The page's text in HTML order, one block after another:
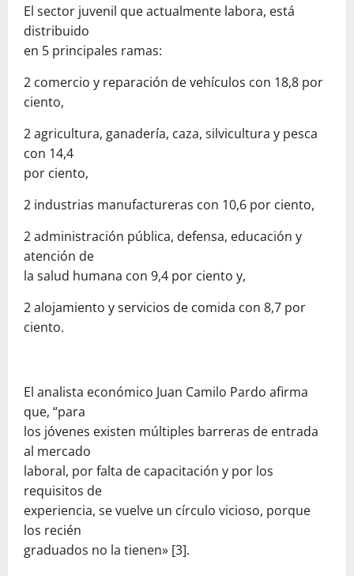
El sector juvenil que actualmente labora, está
distribuido
en 5 principales ramas:
2 comercio y reparación de vehículos con 18,8 por
ciento,
2 agricultura, ganadería, caza, silvicultura y pesca
con 14,4
por ciento,
2 industrias manufactureras con 10,6 por ciento,
2 administración pública, defensa, educación y
atención de
la salud humana con 9,4 por ciento y,
2 alojamiento y servicios de comida con 8,7 por
ciento.
El analista económico Juan Camilo Pardo afirma
que, “para
los jóvenes existen múltiples barreras de entrada
al mercado
laboral, por falta de capacitación y por los
requisitos de
experiencia, se vuelve un círculo vicioso, porque
los recién
graduados no la tienen» [3].